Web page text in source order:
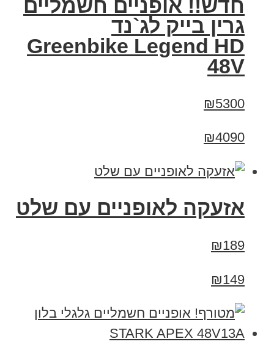
חדש!! אופניים חשמליים
גרין בייק לג`נד
Greenbike Legend HD
48V
₪5300
₪4090
אזעקה לאופניים עם שלט
₪189
₪149